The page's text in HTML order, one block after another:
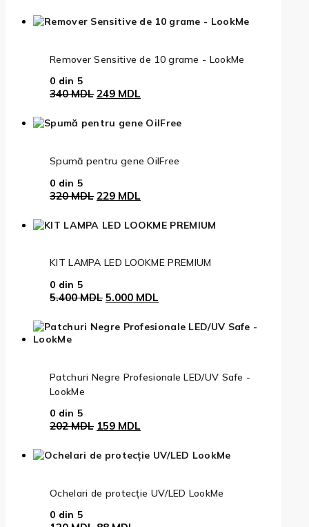
prețuri:
185 MDL
la
Remover Sensitive de 10 grame - LookMe
0 din 5
340MDL Prețul
a
249 MDL
este:
Spumă pentru gene OilFree
0 din 5
320MDL Prețul
a
229 MDL
este:
KIT LAMPA LED LOOKME PREMIUM
0 din 5
5.400MDL Prețul
a
fost:
5.000 MDL
este:
Patchuri Negre Profesionale LED/UV Safe -
LookMe
0 din 5
202MDL Prețul
a
fost:
159 MDL
este:
159 MDL.
Ochelari de protecție UV/LED LookMe
0 din 5